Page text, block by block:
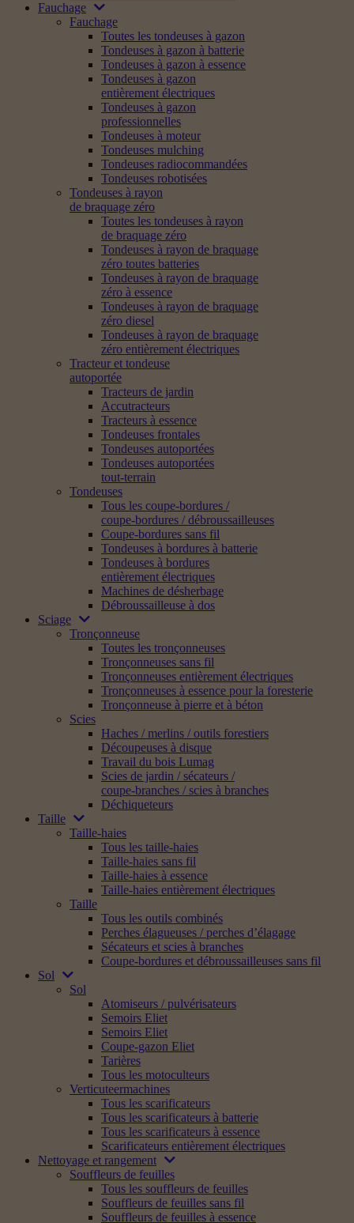
Fauchage
Fauchage
Toutes les tondeuses à gazon
Tondeuses à gazon à batterie
Tondeuses à gazon à essence
Tondeuses à gazon
entièrement électriques
Tondeuses à gazon
professionnelles
Tondeuses à moteur
Tondeuses mulching
Tondeuses radiocommandées
Tondeuses robotisées
Tondeuses à rayon
de braquage zéro
Toutes les tondeuses à rayon
de braquage zéro
Tondeuses à rayon de braquage
zéro toutes batteries
Tondeuses à rayon de braquage
zéro à essence
Tondeuses à rayon de braquage
zéro diesel
Tondeuses à rayon de braquage
zéro entièrement électriques
Tracteur et tondeuse
autoportée
Tracteurs de jardin
Accutracteurs
Tracteurs à essence
Tondeuses frontales
Tondeuses autoportées
Tondeuses autoportées
tout-terrain
Tondeuses
Tous les coupe-bordures /
coupe-bordures / débroussailleuses
Coupe-bordures sans fil
Tondeuses à bordures à batterie
Tondeuses à bordures
entièrement électriques
Machines de désherbage
Débroussailleuse à dos
Sciage
Tronçonneuse
Toutes les tronçonneuses
Tronçonneuses sans fil
Tronçonneuses entièrement électriques
Tronçonneuses à essence pour la foresterie
Tronçonneuse à pierre et à béton
Scies
Haches / merlins / outils forestiers
Découpeuses à disque
Travail du bois Lumag
Scies de jardin / sécateurs /
coupe-branches / scies à branches
Déchiqueteurs
Taille
Taille-haies
Tous les taille-haies
Taille-haies sans fil
Taille-haies à essence
Taille-haies entièrement électriques
Taille
Tous les outils combinés
Perches élagueuses / perches d’élagage
Sécateurs et scies à branches
Coupe-bordures et débroussailleuses sans fil
Sol
Sol
Atomiseurs / pulvérisateurs
Semoirs Eliet
Semoirs Eliet
Coupe-gazon Eliet
Tarières
Tous les motoculteurs
Verticuteermachines
Tous les scarificateurs
Tous les scarificateurs à batterie
Tous les scarificateurs à essence
Scarificateurs entièrement électriques
Nettoyage et rangement
Souffleurs de feuilles
Tous les souffleurs de feuilles
Souffleurs de feuilles sans fil
Souffleurs de feuilles à essence